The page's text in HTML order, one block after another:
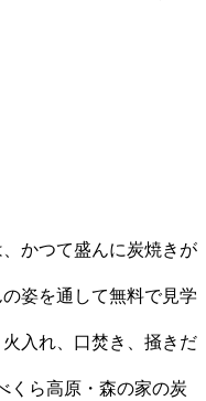
かつて盛んに炭焼きが
姿を通して無料で見学
入れ、口焚き、掻きだ
くら高原・森の家の炭